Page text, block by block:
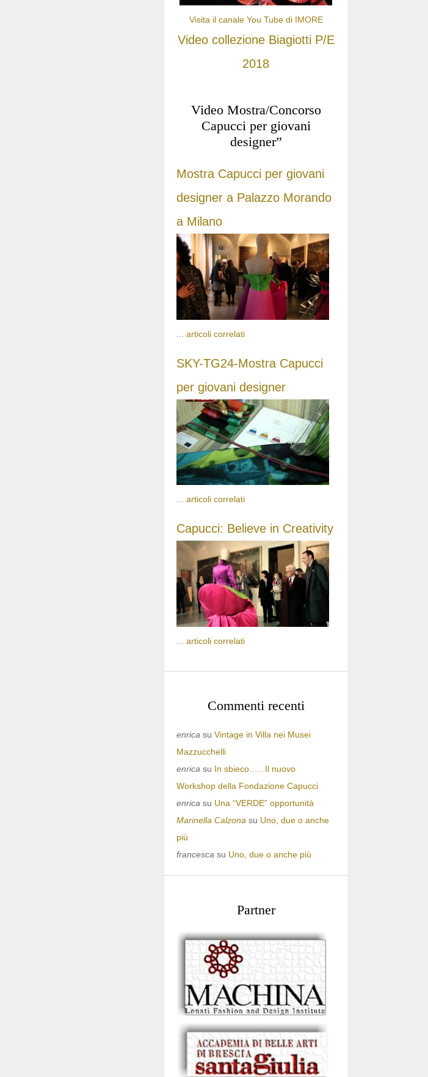
Visita il canale You Tube di IMORE
Video collezione Biagiotti P/E
2018
Video Mostra/Concorso
Capucci per giovani
designer”
Mostra Capucci per giovani
designer a Palazzo Morando
a Milano
articoli correlati
SKY-TG24-Mostra Capucci
per giovani designer
... articoli correlati
Capucci: Believe in Creativity
articoli correlati
Commenti recenti
enrica su Vintage in Villa nei Musei
Mazzucchelli
enrica su In sbieco….. Il nuovo
Workshop della Fondazione Capucci
enrica su Una “VERDE” opportunità
Marinella Calzona su Uno, due o anche
più
francesca su Uno, due o anche più
Partner